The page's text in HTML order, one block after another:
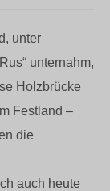
unter
unternahm,
Holzbrücke
Festland –
die
auch heute